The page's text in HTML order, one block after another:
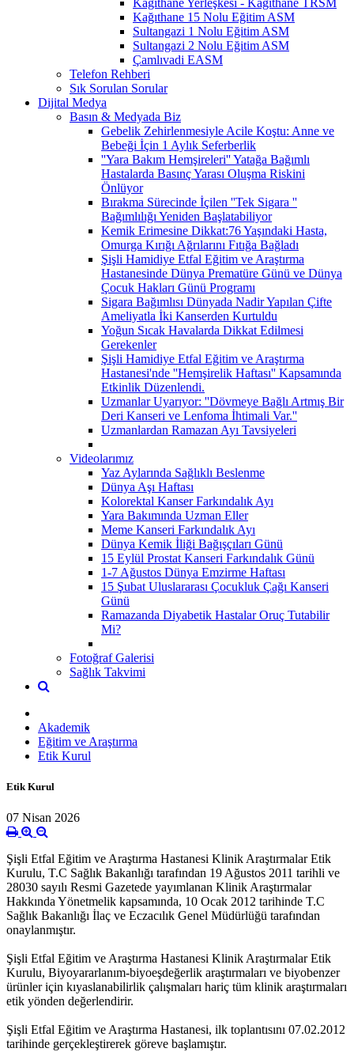
Kağıthane 15 Nolu Eğitim ASM
Sultangazi 1 Nolu Eğitim ASM
Sultangazi 2 Nolu Eğitim ASM
Çamlıvadi EASM
Telefon Rehberi
Sık Sorulan Sorular
Dijital Medya
Basın & Medyada Biz
Gebelik Zehirlenmesiyle Acile Koştu: Anne ve
Bebeği İçin 1 Aylık Seferberlik
''Yara Bakım Hemşireleri'' Yatağa Bağımlı
Hastalarda Basınç Yarası Oluşma Riskini
Önlüyor
Bırakma Sürecinde İçilen ''Tek Sigara ''
Bağımlılığı Yeniden Başlatabiliyor
Kemik Erimesine Dikkat:76 Yaşındaki Hasta,
Omurga Kırığı Ağrılarını Fıtığa Bağladı
Şişli Hamidiye Etfal Eğitim ve Araştırma
Hastanesinde Dünya Prematüre Günü ve Dünya
Çocuk Hakları Günü Programı
Sigara Bağımlısı Dünyada Nadir Yapılan Çifte
Ameliyatla İki Kanserden Kurtuldu
Yoğun Sıcak Havalarda Dikkat Edilmesi
Gerekenler
Şişli Hamidiye Etfal Eğitim ve Araştırma
Hastanesi'nde ''Hemşirelik Haftası'' Kapsamında
Etkinlik Düzenlendi.
Uzmanlar Uyarıyor: ''Dövmeye Bağlı Artmış Bir
Deri Kanseri ve Lenfoma İhtimali Var.''
Uzmanlardan Ramazan Ayı Tavsiyeleri
Videolarımız
Yaz Aylarında Sağlıklı Beslenme
Dünya Aşı Haftası
Kolorektal Kanser Farkındalık Ayı
Yara Bakımında Uzman Eller
Meme Kanseri Farkındalık Ayı
Dünya Kemik İliği Bağışçıları Günü
15 Eylül Prostat Kanseri Farkındalık Günü
1-7 Ağustos Dünya Emzirme Haftası
15 Şubat Uluslararası Çocukluk Çağı Kanseri
Günü
Ramazanda Diyabetik Hastalar Oruç Tutabilir
Mi?
Fotoğraf Galerisi
Sağlık Takvimi
Akademik
Eğitim ve Araştırma
Etik Kurul
Etik Kurul
07 Nisan 2026
Şişli Etfal Eğitim ve Araştırma Hastanesi Klinik Araştırmalar Etik
Kurulu, T.C Sağlık Bakanlığı tarafından 19 Ağustos 2011 tarihli ve
28030 sayılı Resmi Gazetede yayımlanan Klinik Araştırmalar
Hakkında Yönetmelik kapsamında, 10 Ocak 2012 tarihinde T.C
Sağlık Bakanlığı İlaç ve Eczacılık Genel Müdürlüğü tarafından
onaylanmıştır.
Şişli Etfal Eğitim ve Araştırma Hastanesi Klinik Araştırmalar Etik
Kurulu, Biyoyararlanım-biyoeşdeğerlik araştırmaları ve biyobenzer
ürünler için kıyaslanabilirlik çalışmaları hariç tüm klinik araştırmaları
etik yönden değerlendirir.
Şişli Etfal Eğitim ve Araştırma Hastanesi, ilk toplantısını 07.02.2012
tarihinde gerçekleştirerek göreve başlamıştır.